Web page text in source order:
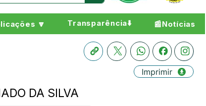
🔽 Transparência⬇️ 📰Notícias
Imprimir
DA SILVA